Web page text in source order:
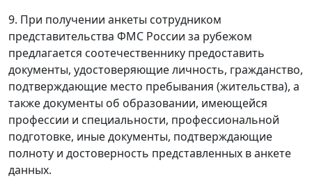
9. При получении анкеты сотрудником
представительства ФМС России за рубежом
предлагается соотечественнику предоставить
документы, удостоверяющие личность, гражданство,
подтверждающие место пребывания (жительства), а
также документы об образовании, имеющейся
профессии и специальности, профессиональной
подготовке, иные документы, подтверждающие
полноту и достоверность представленных в анкете
данных.